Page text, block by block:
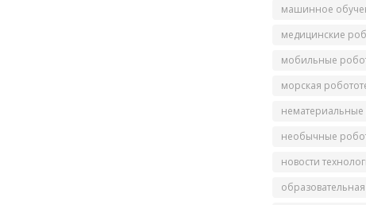
машинное
медицинские
мобильные
морская
необычные
новости